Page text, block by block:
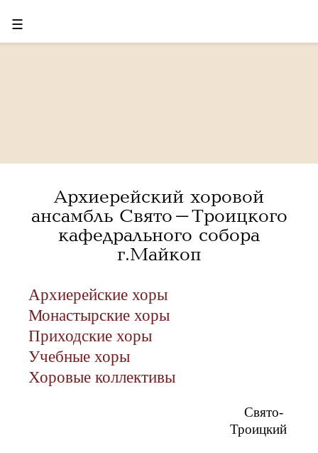
☰
Архиерейский хоровой
ансамбль Свято-Троицкого
кафедрального собора
г.Майкоп
Архиерейские хоры
Монастырские хоры
Приходские хоры
Учебные хоры
Хоровые коллективы
Свято-
Троицкий